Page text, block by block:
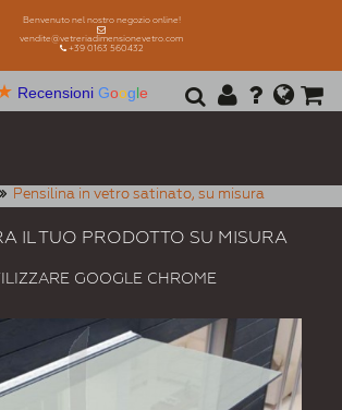
Benvenuto nel nostro negozio online!
vendite@vetreriadimensionevetro.com
+39 0163 560432
Recensioni Google
Pensilina in vetro satinato, su misura
IL TUO PRODOTTO SU MISURA
GOOGLE CHROME